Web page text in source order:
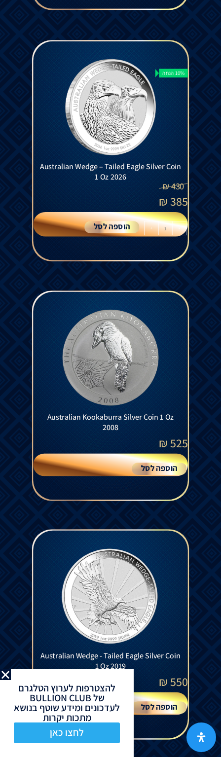
10% הנחה
Australian Wedge – Tailed Eagle Silver Coin
1 Oz 2026
430
₪
385
₪
-
+ הוספה לסל
Australian Kookaburra Silver Coin 1 Oz
2008
525
₪
הוספה לסל
Australian Wedge - Tailed Eagle Silver Coin
1 Oz 2019
550
₪
הוספה לסל
להצטרפות לערוץ הטלגרם
של BULLION CLUB
לעדכונים ומידע שוטף בנושא
מתכות יקרות
לחצו כאן